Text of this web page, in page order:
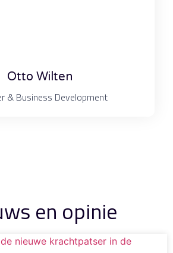
Otto Wilten
& Business Development
en opinie